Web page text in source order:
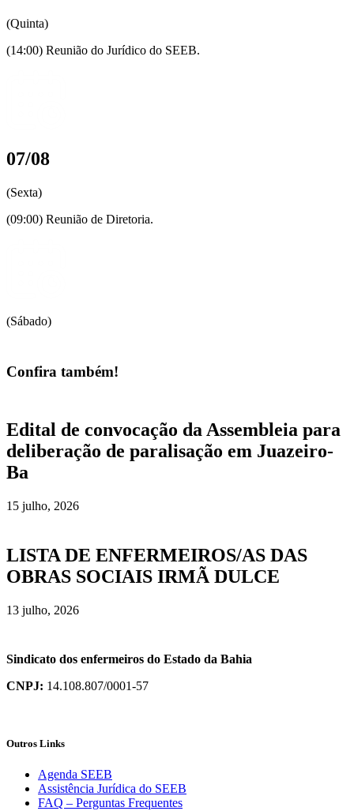
(Quinta)
(14:00) Reunião do Jurídico do SEEB.
07/08
(Sexta)
(09:00) Reunião de Diretoria.
(Sábado)
Confira também!
Edital de convocação da Assembleia para
deliberação de paralisação em Juazeiro-
Ba
15 julho, 2026
LISTA DE ENFERMEIROS/AS DAS
OBRAS SOCIAIS IRMÃ DULCE
13 julho, 2026
Sindicato dos enfermeiros do Estado da Bahia
CNPJ: 14.108.807/0001-57
Outros Links
Agenda SEEB
Assistência Jurídica do SEEB
FAQ – Perguntas Frequentes